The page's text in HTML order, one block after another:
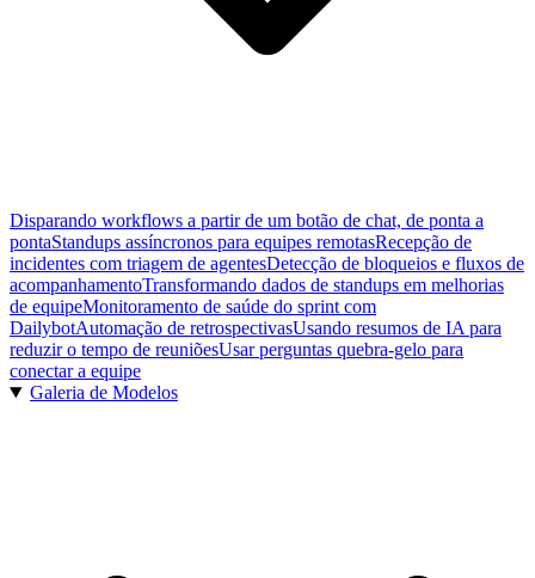
Disparando workflows a partir de um botão de chat, de ponta a
pontaStandups assíncronos para equipes remotasRecepção de
incidentes com triagem de agentesDetecção de bloqueios e fluxos de
acompanhamentoTransformando dados de standups em melhorias
de equipeMonitoramento de saúde do sprint com
DailybotAutomação de retrospectivasUsando resumos de IA para
reduzir o tempo de reuniõesUsar perguntas quebra-gelo para
conectar a equipe
Galeria de Modelos